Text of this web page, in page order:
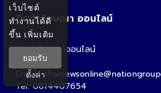
ติดต่อโฆษณา ออนไลน์
ติดต่อโฆษณาออนไลน์
คุณอ้อ
Email :
Tel: 0814407654
เว็บไซต์
ทำงานได้ดี
ขึ้น เพิ่มเติม
ยอมรับ
ตั้งค่า